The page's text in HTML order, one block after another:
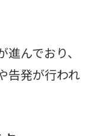
んでおり、
告発が行われ